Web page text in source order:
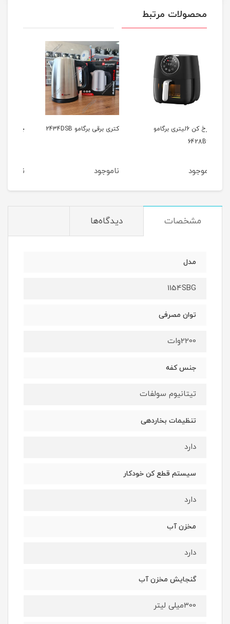
محصولات مرتبط
کتری برقی برگامو 2434DSB
ناموجود
چای ساز برگامو 2407DGG
ناموجود
مشخصات دیدگاه‌ها
مدل
1154SBG
توان مصرفی
2200وات
جنس کفه
تیتانیوم سولفات
تنظیمات بخاردهی
دارد
سیستم قطع کن خودکار
دارد
مخزن آب
دارد
گنجایش مخزن آب
300میلی لیتر